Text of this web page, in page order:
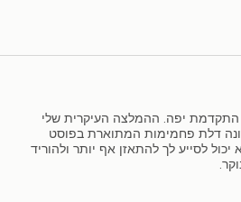
התקדמת יפה. ההמלצה העיקרית שלי
דלת פחמימות המתוארת בפוסט
יכול לסייע לך להתאזן אף יותר ולהוריד